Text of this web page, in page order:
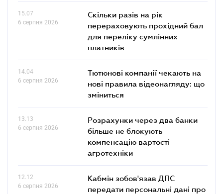
15.07
6 серпня 2026
Скільки разів на рік
перераховують прохідний бал
для переліку сумлінних
платників
14.04
6 серпня 2026
Тютюнові компанії чекають на
нові правила відеонагляду: що
зміниться
13.13
6 серпня 2026
Розрахунки через два банки
більше не блокують
компенсацію вартості
агротехніки
12.12
6 серпня 2026
Кабмін зобов'язав ДПС
передати персональні дані про